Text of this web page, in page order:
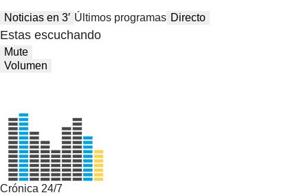
Noticias en 3′ Últimos programas Directo
Estas escuchando
Mute
Volumen
Crónica 24/7